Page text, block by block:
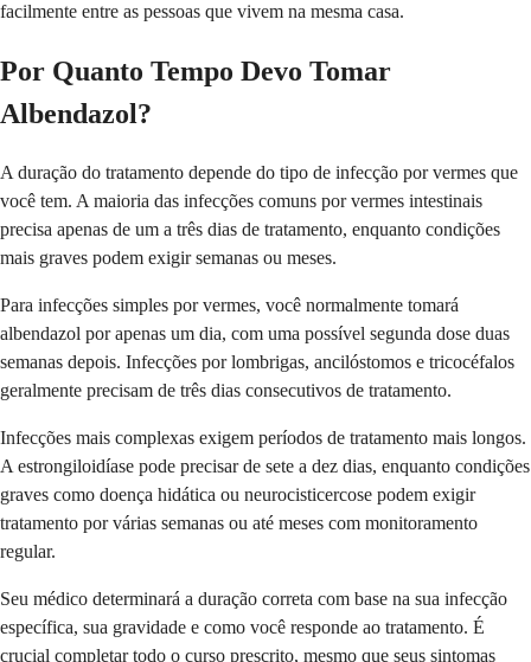
facilmente entre as pessoas que vivem na mesma casa.
Por Quanto Tempo Devo Tomar
Albendazol?
A duração do tratamento depende do tipo de infecção por vermes que
você tem. A maioria das infecções comuns por vermes intestinais
precisa apenas de um a três dias de tratamento, enquanto condições
mais graves podem exigir semanas ou meses.
Para infecções simples por vermes, você normalmente tomará
albendazol por apenas um dia, com uma possível segunda dose duas
semanas depois. Infecções por lombrigas, ancilóstomos e tricocéfalos
geralmente precisam de três dias consecutivos de tratamento.
Infecções mais complexas exigem períodos de tratamento mais longos.
A estrongiloidíase pode precisar de sete a dez dias, enquanto condições
graves como doença hidática ou neurocisticercose podem exigir
tratamento por várias semanas ou até meses com monitoramento
regular.
Seu médico determinará a duração correta com base na sua infecção
específica, sua gravidade e como você responde ao tratamento. É
crucial completar todo o curso prescrito, mesmo que seus sintomas